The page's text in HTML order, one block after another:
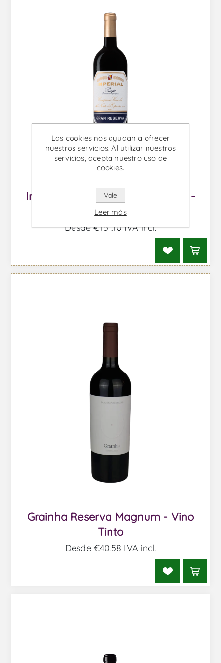
Imperial Gran Reserva Magnum -
Vino Tinto
Desde €151,10 IVA incl.
Grainha Reserva Magnum - Vino
Tinto
Desde €40,58 IVA incl.
Las cookies nos ayudan a ofrecer
nuestros servicios. Al utilizar nuestros
servicios, acepta nuestro uso de
cookies.
Vale
Leer más